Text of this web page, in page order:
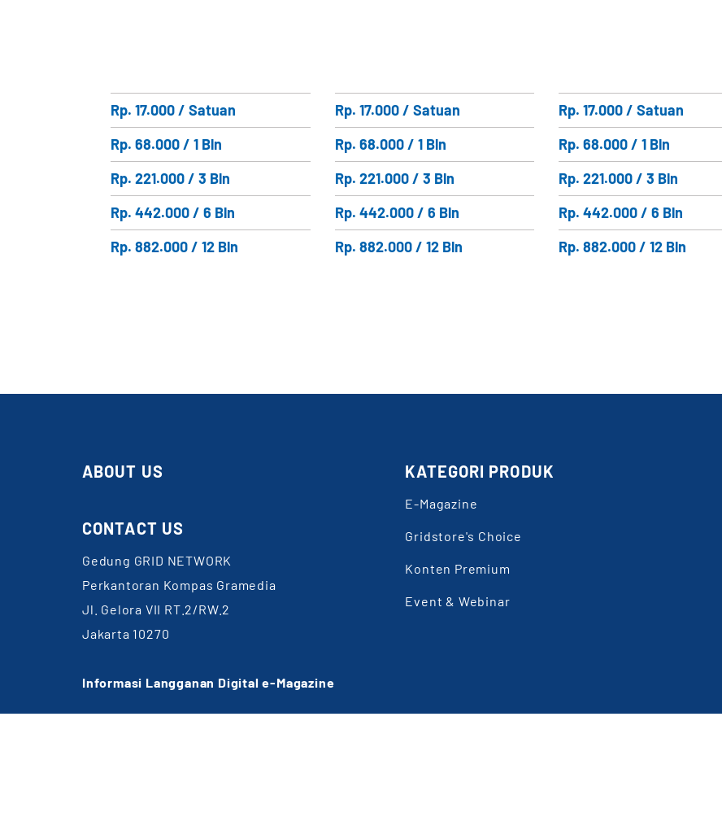
Rp. 17.000 / Satuan
Rp. 68.000 / 1 Bln
Rp. 221.000 / 3 Bln
Rp. 442.000 / 6 Bln
Rp. 882.000 / 12 Bln
Rp. 17.000 / Satuan
Rp. 68.000 / 1 Bln
Rp. 221.000 / 3 Bln
Rp. 442.000 / 6 Bln
Rp. 882.000 / 12 Bln
Rp. 17.000 / Satuan
Rp. 68.000 / 1 Bln
Rp. 221.000 / 3 Bln
Rp. 442.000 / 6 Bln
Rp. 882.000 / 12 Bln
ABOUT US
CONTACT US
Gedung GRID NETWORK
Perkantoran Kompas Gramedia
Jl. Gelora VII RT.2/RW.2
Jakarta 10270
Informasi Langganan Digital e-Magazine
KATEGORI PRODUK
E-Magazine
Gridstore's Choice
Konten Premium
Event & Webinar